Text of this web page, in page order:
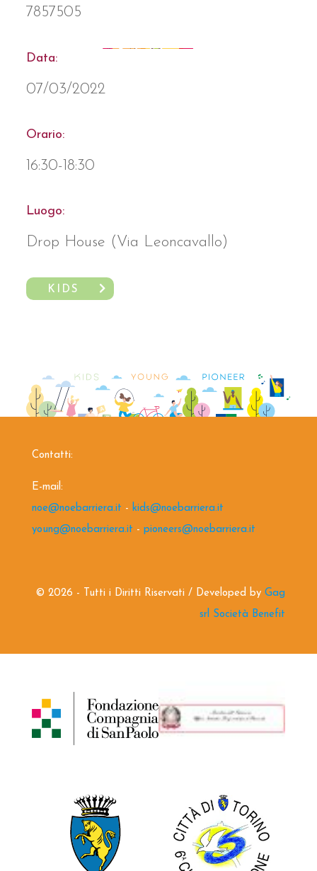
7857505
Data:
07/03/2022
Orario:
16:30-18:30
Luogo:
Drop House (Via Leoncavallo)
KIDS
Contatti:
E-mail:
noe@noebarriera.it - kids@noebarriera.it
young@noebarriera.it - pioneers@noebarriera.it
© 2026 - Tutti i Diritti Riservati / Developed by Gag
srl Società Benefit